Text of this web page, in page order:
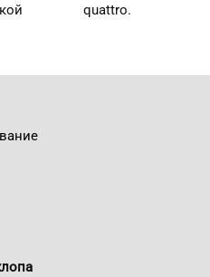
quattro.